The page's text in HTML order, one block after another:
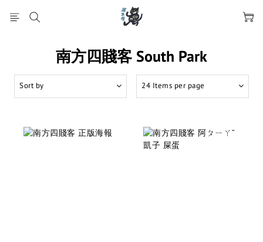
南方四賤客 South Park
Sort by 24 Items per page